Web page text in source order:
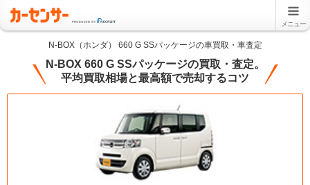
メニュー
N-BOX（ホンダ） 660 G SSパッケージの車買取・車査定
N-BOX 660 G SSパッケージの買取・査定。
平均買取相場と最高額で売却するコツ